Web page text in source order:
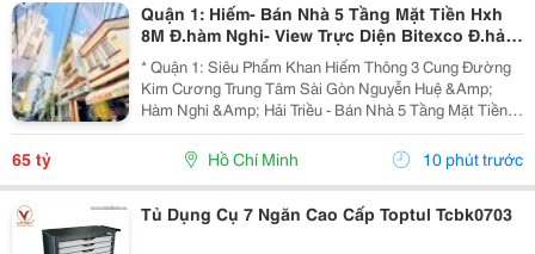
Quận 1: Hiếm- Bán Nhà 5 Tầng Mặt Tiền Hxh
8M Đ.hàm Nghi- View Trực Diện Bitexco Đ.hải
Triều - 30M Đến Phố Hoa Nguyễn Huệ- Dt
4,5M*19M- Sẵn Hdt
* Quận 1: Siêu Phẩm Khan Hiếm Thông 3 Cung Đường
Kim Cương Trung Tâm Sài Gòn Nguyễn Huệ &Amp;
Hàm Nghi &Amp; Hải Triều - Bán Nhà 5 Tầng Mặt Tiền
Hẻm Xe Hơi Ngủ Trong Nhà Đ.hàm Nghi, P.sài Gòn -
093.867.6685 Giang Giang - Diện Tích: 70M2 - Ngang...
65 tỷ Hồ Chí Minh 10 phút trước
Tủ Dụng Cụ 7 Ngăn Cao Cấp Toptul Tcbk0703